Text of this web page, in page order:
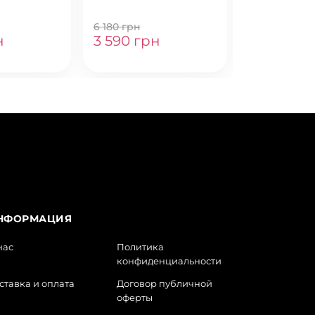
6 180 грн
3 590 грн
Политика
конфиденциальности
и оплата
Договор публичной
оферты